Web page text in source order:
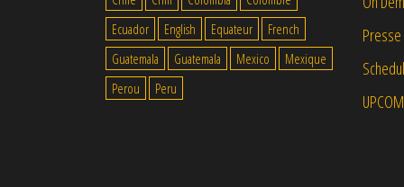
Ecuador
English Equateur
French
Guatemala
Guatemala Mexico
Mexique
Perou
Peru
Presse